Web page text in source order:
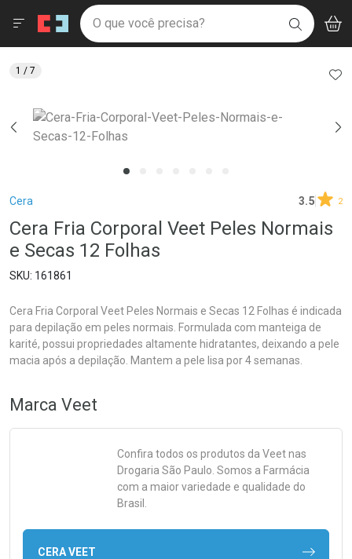
Drogaria São Paulo
Ir direto para a home
pela página
Ir direto para o conteúdo
Ir direto para a busca
Ir direto para a conta
Ir direto para a notificações
Ir direto para o carrinho
Ir direto para o menu
Faça a sua busca
O que você precisa? BUSCAR
Menu
Breadcrumb
Cera 3.5 2
Cera Fria Corporal Veet Peles Normais
e Secas 12 Folhas
161861
Cera Fria Corporal Veet Peles Normais e Secas 12 Folhas é indicada
para depilação em peles normais. Formulada com manteiga de
karité, possui propriedades altamente hidratantes, deixando a pele
macia após a depilação. Mantem a pele lisa por 4 semanas.
1 / 7
Marca Veet
Confira todos os produtos da Veetnas
Drogaria São Paulo. Somos a Farmácia
com a maior variedade e qualidade do
Brasil.
CERA VEET